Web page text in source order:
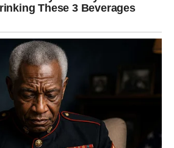
pa nije isključeno da dobijete
povećanje prihoda ili priliku da
na novom projektu. Ako
vlastitog posla ili učenju novih
trenutak da napravite prvi korak.
stabilnija. Iako možda nećete
bogatstvo, primijetit ćete da se
i da uspijevate riješiti obaveze koje